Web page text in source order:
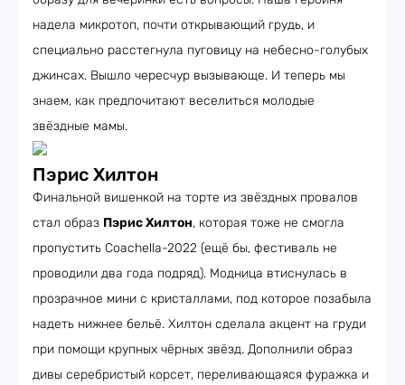
надела микротоп, почти открывающий грудь, и
специально расстегнула пуговицу на небесно-голубых
джинсах. Вышло чересчур вызывающе. И теперь мы
знаем, как предпочитают веселиться молодые
звёздные мамы.
Пэрис Хилтон
Финальной вишенкой на торте из звёздных провалов
стал образ Пэрис Хилтон, которая тоже не смогла
пропустить Coachella-2022 (ещё бы, фестиваль не
проводили два года подряд). Модница втиснулась в
прозрачное мини с кристаллами, под которое позабыла
надеть нижнее бельё. Хилтон сделала акцент на груди
при помощи крупных чёрных звёзд. Дополнили образ
дивы серебристый корсет, переливающаяся фуражка и